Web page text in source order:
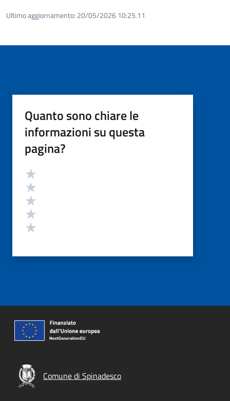
Ultimo aggiornamento: 20/05/2026 10:25.11
Quanto sono chiare le
informazioni su questa
pagina?
Valutazione
Comune di Spinadesco